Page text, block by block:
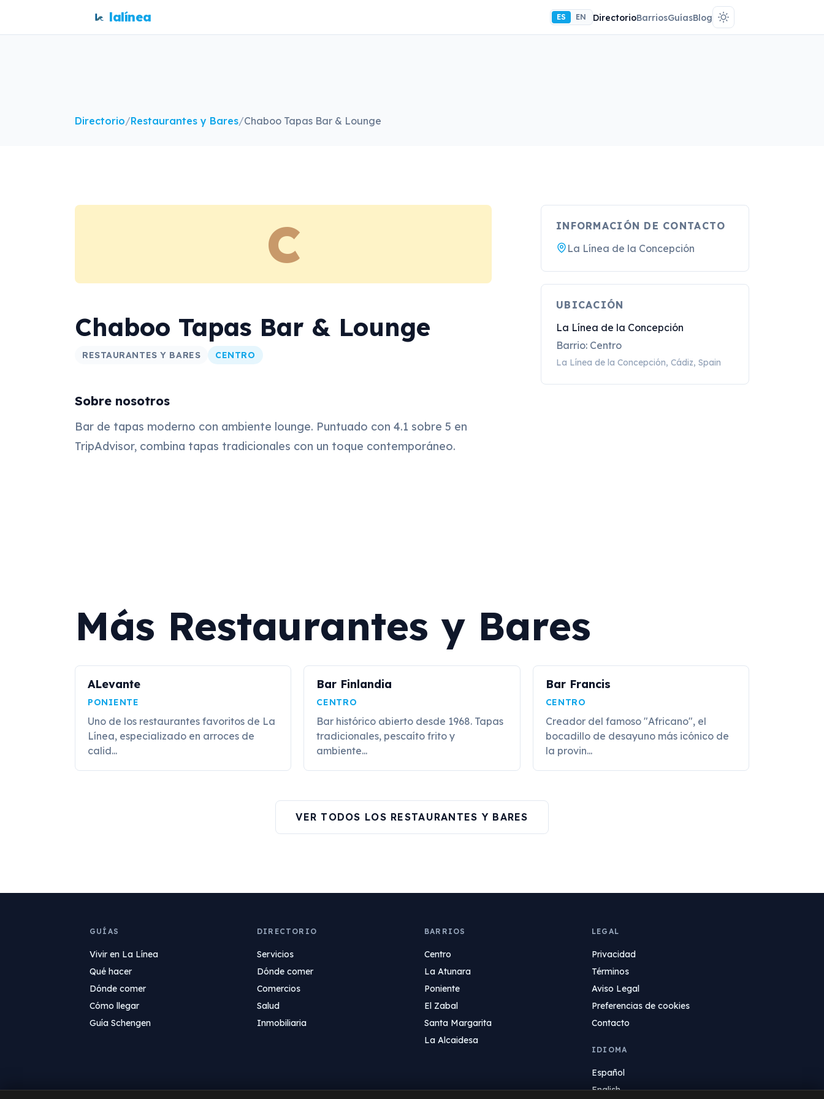
lalínea ES EN DirectorioBarriosGuíasBlog
Directorio/Restaurantes y Bares/Chaboo Tapas Bar & Lounge
C
Chaboo Tapas Bar & Lounge
RESTAURANTES Y BARES CENTRO
Sobre nosotros
Bar de tapas moderno con ambiente lounge. Puntuado con 4.1 sobre 5 en
TripAdvisor, combina tapas tradicionales con un toque contemporáneo.
INFORMACIÓN DE CONTACTO
La Línea de la Concepción
UBICACIÓN
La Línea de la Concepción
Barrio: Centro
La Línea de la Concepción, Cádiz, Spain
Más Restaurantes y Bares
ALevante
PONIENTE
Uno de los restaurantes favoritos de La
Línea, especializado en arroces de
calid...
Bar Finlandia
CENTRO
Bar histórico abierto desde 1968. Tapas
tradicionales, pescaíto frito y
ambiente...
Bar Francis
CENTRO
Creador del famoso "Africano", el
bocadillo de desayuno más icónico de
la provin...
VER TODOS LOS RESTAURANTES Y BARES
GUÍAS
Vivir en La Línea
Qué hacer
Dónde comer
Cómo llegar
Guía Schengen
DIRECTORIO
Servicios
Dónde comer
Comercios
Salud
Inmobiliaria
BARRIOS
Centro
La Atunara
Poniente
El Zabal
Santa Margarita
La Alcaidesa
LEGAL
Privacidad
Términos
Aviso Legal
Preferencias de cookies
Contacto
IDIOMA
Español
English